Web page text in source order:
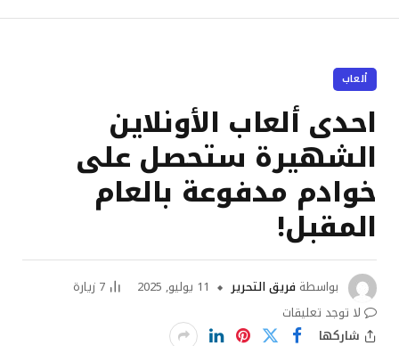
ألعاب
احدى ألعاب الأونلاين
الشهيرة ستحصل على
خوادم مدفوعة بالعام
المقبل!
بواسطة فريق التحرير 11 يوليو, 2025 7 زيارة
لا توجد تعليقات
شاركها